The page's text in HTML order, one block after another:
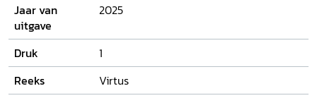
Jaar van
uitgave
2025
Druk
1
Reeks
Virtus